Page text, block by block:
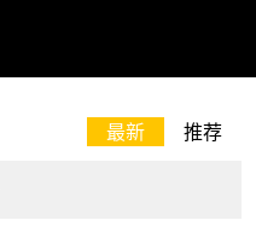
最新 推荐